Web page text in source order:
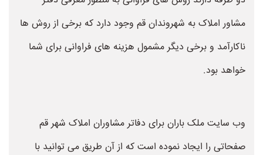
مشاور املاک به شهروندان قم وجود دارد که برخی از روش ها
ناکارآمد و برخی دیگر مشمول هزینه های فراوانی برای شما
خواهد بود.
وب سایت ملک باران برای دفاتر مشاوران املاک شهر قم
صفحاتی را ایجاد نموده است که از آن طریق می توانید با